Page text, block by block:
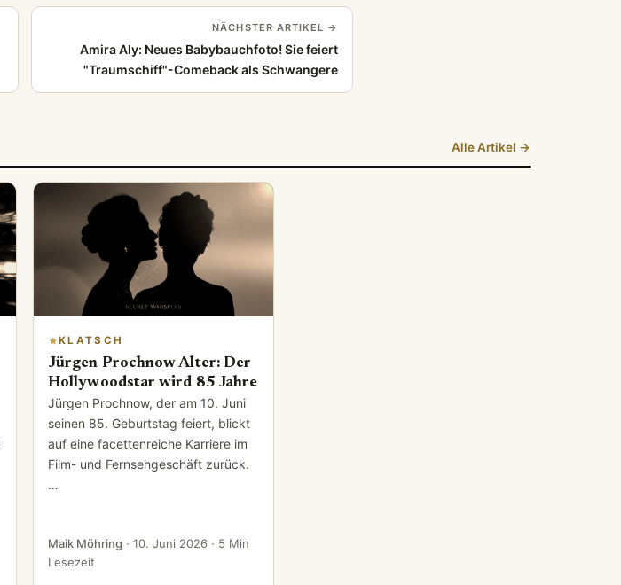
NÄCHSTER ARTIKEL →
Amira Aly: Neues Babybauchfoto! Sie feiert
"Traumschiff"-Comeback als Schwangere
Alle Artikel →
KLATSCH
Jürgen Prochnow Alter: Der
Hollywoodstar wird 85 Jahre
Jürgen Prochnow, der am 10. Juni
seinen 85. Geburtstag feiert, blickt
auf eine facettenreiche Karriere im
Film- und Fernsehgeschäft zurück.
…
Maik Möhring · 10. Juni 2026 · 5 Min
Lesezeit